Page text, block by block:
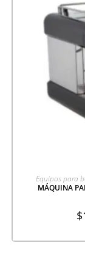
Equipos para
MÁQUINA
$